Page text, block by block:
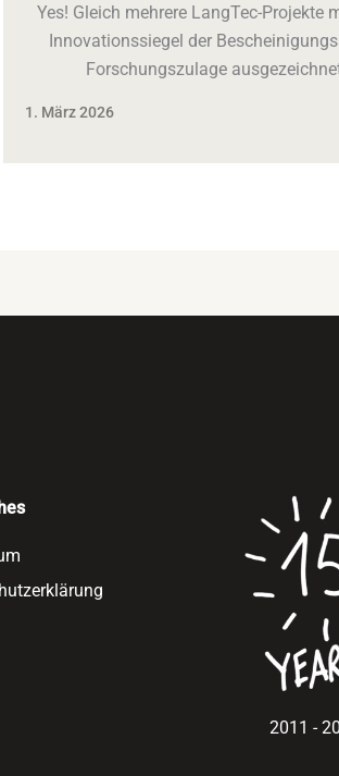
Yes! Gleich mehrere LangTec-Projekte
Innovationssiegel der
Forschungszulage
1. März 2026
2011 -